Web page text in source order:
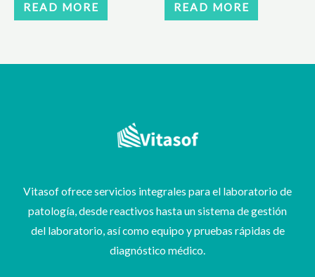
READ MORE READ MORE
Vitasof ofrece servicios integrales para el laboratorio de
patología, desde reactivos hasta un sistema de gestión
del laboratorio, así como equipo y pruebas rápidas de
diagnóstico médico.